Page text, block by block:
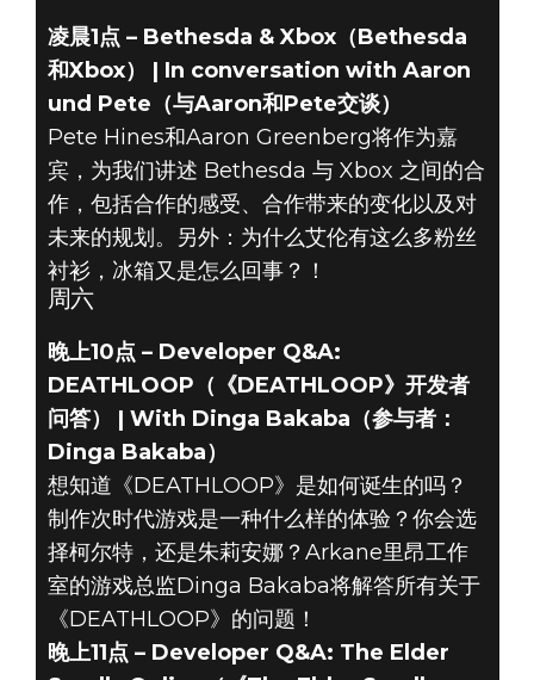
凌晨1点 – Bethesda & Xbox（Bethesda
和Xbox） | In conversation with Aaron
und Pete（与Aaron和Pete交谈）
Pete Hines和Aaron Greenberg将作为嘉
宾，为我们讲述 Bethesda 与 Xbox 之间的合
作，包括合作的感受、合作带来的变化以及对
未来的规划。另外：为什么艾伦有这么多粉丝
衬衫，冰箱又是怎么回事？！
周六
晚上10点 – Developer Q&A:
DEATHLOOP（《DEATHLOOP》开发者
问答） | With Dinga Bakaba（参与者：
Dinga Bakaba）
想知道《DEATHLOOP》是如何诞生的吗？
制作次时代游戏是一种什么样的体验？你会选
择柯尔特，还是朱莉安娜？Arkane里昂工作
室的游戏总监Dinga Bakaba将解答所有关于
《DEATHLOOP》的问题！
晚上11点 – Developer Q&A: The Elder